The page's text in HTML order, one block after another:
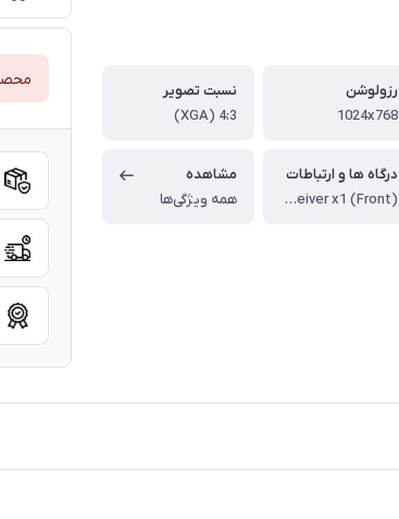
رزولوشن
1024x768
نسبت تصویر
4:3 (XGA)
درگاه ها و ارتباطات
Computer in (D-sub 15pin) x2 ، HDMI x 2 ، Monitor out x 1 ، Composite Video in (RCA) x 1 ، S-Video in x 1 ، Audio in (Mini Jack) x 1 ، Audio out (Mini Jack) x 1 ، Speaker 2W x 1 ، USB (Type mini B) x 1 ، RS232 (DB-9pin) x 1 ، IR Receiver x1 (Front)‎
مشاهده
همه ویژگی‌ها